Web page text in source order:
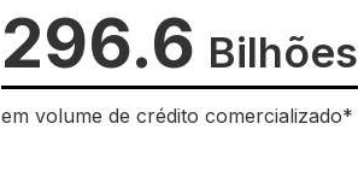
296.6 Bilhões
em volume de crédito comercializado*